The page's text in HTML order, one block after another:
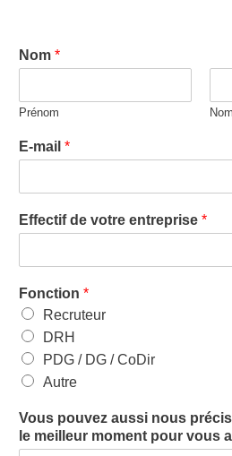
Nom *
Prénom Nom
E-mail *
Effectif de votre entreprise *
Fonction *
Recruteur
DRH
PDG / DG / CoDir
Autre
Vous pouvez aussi nous
le meilleur moment pour vous